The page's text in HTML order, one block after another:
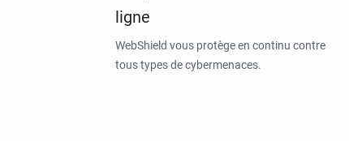
ligne
WebShield vous protège en continu contre
tous types de cybermenaces.